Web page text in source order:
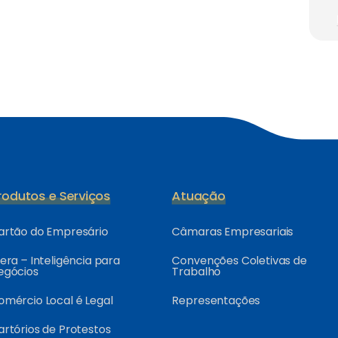
e Serviços
do Empresário
– Inteligência para
Local é Legal
de Protestos
Atuação
Câmaras Empresariais
Convenções Coletivas de
Trabalho
Representações